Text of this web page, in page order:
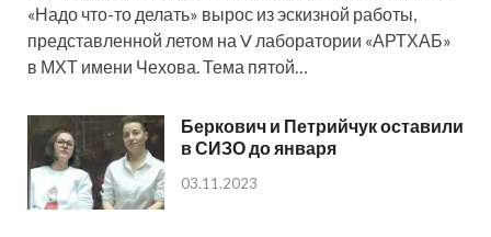
«Надо что-то делать» вырос из эскизной работы,
представленной летом на V лаборатории «АРТХАБ»
в МХТ имени Чехова. Тема пятой…
Беркович и Петрийчук оставили
в СИЗО до января
03.11.2023